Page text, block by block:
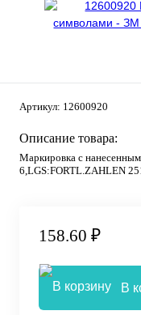
Артикул: 12600920
Описание товара:
Маркировка с
6,LGS:FORTL.ZAHLEN
158.60 ₽
В